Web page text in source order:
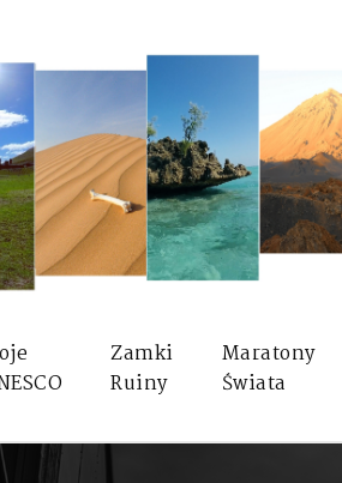
Zamki
Ruiny
Maratony
Świata